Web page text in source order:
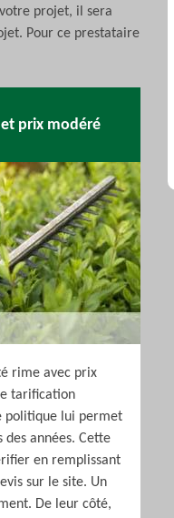
projet, il sera
Pour ce prestataire
prix modéré
rime avec prix
tarification
politique lui permet
années. Cette
en remplissant
sur le site. Un
De leur côté,